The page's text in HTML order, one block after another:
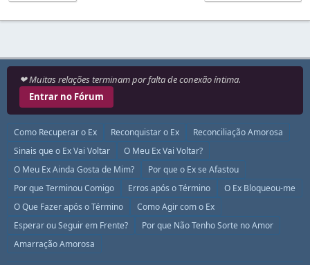
❤ Muitas relações terminam por falta de conexão íntima.
Entrar no Fórum
Como Recuperar o Ex Reconquistar o Ex
Reconciliação Amorosa
Sinais que o Ex Vai Voltar
O Meu Ex Vai Voltar?
O Meu Ex Ainda Gosta de Mim?
Por que o Ex se Afastou
Por que Terminou Comigo
Erros após o Término
O Ex Bloqueou-me
O Que Fazer após o Término
Como Agir com o Ex
Esperar ou Seguir em Frente?
Por que Não Tenho Sorte no Amor
Amarração Amorosa